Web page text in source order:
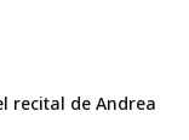
recital de Andrea